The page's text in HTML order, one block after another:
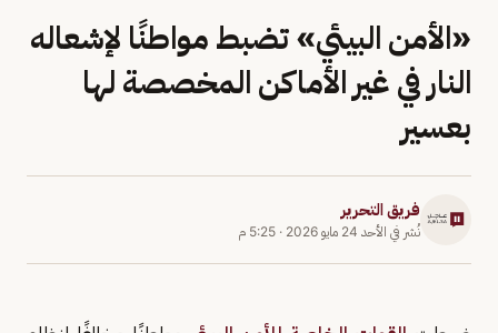
«الأمن البيئي» تضبط مواطنًا لإشعاله
النار في غير الأماكن المخصصة لها
بعسير
فريق التحرير
نُشر في الأحد 24 مايو 2026 · 5:25 م